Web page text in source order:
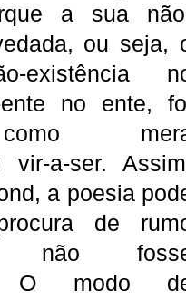
a sua
ou seja,
existência
no ente,
vir-a-ser.
a poesia
de
não
modo